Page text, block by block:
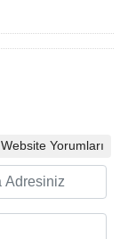
Website Yorumları